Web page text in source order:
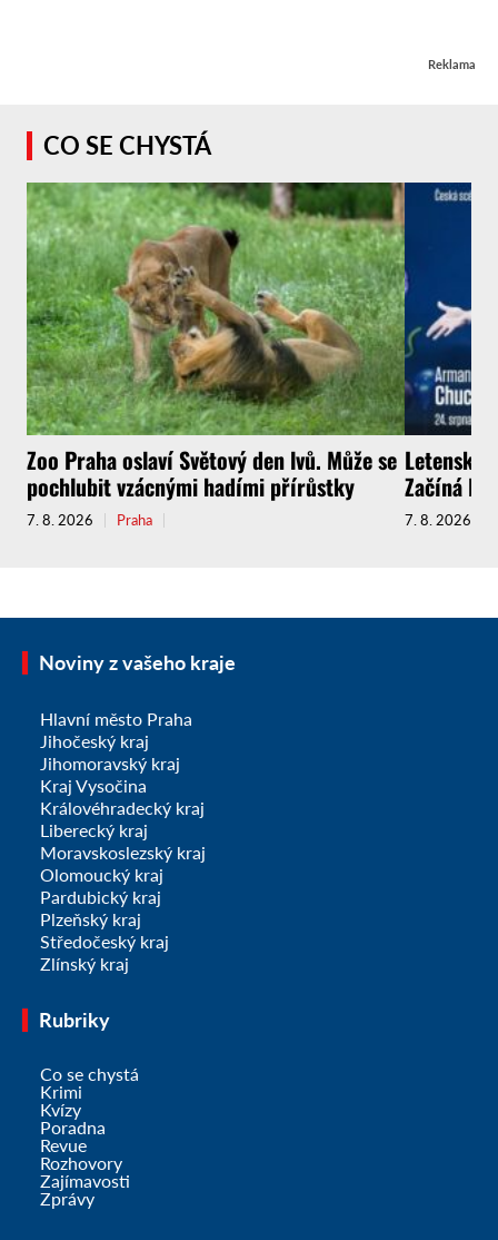
Reklama
CO SE CHYSTÁ
Zoo Praha oslaví Světový den lvů. Může se
pochlubit vzácnými hadími přírůstky
7. 8. 2026 Praha
Letenské
Začíná
7. 8. 2026
Noviny z vašeho kraje
Hlavní město Praha
Jihočeský kraj
Jihomoravský kraj
Kraj Vysočina
Královéhradecký kraj
Liberecký kraj
Moravskoslezský kraj
Olomoucký kraj
Pardubický kraj
Plzeňský kraj
Středočeský kraj
Zlínský kraj
Rubriky
Co se chystá
Krimi
Kvízy
Poradna
Revue
Rozhovory
Zajímavosti
Zprávy